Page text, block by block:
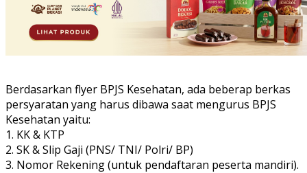
Berdasarkan flyer BPJS Kesehatan, ada beberap berkas
persyaratan yang harus dibawa saat mengurus BPJS
Kesehatan yaitu:
1. KK & KTP
2. SK & Slip Gaji (PNS/ TNI/ Polri/ BP)
3. Nomor Rekening (untuk pendaftaran peserta mandiri).